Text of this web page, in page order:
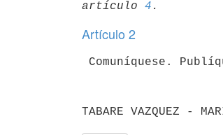
artículo 4
Artículo 2